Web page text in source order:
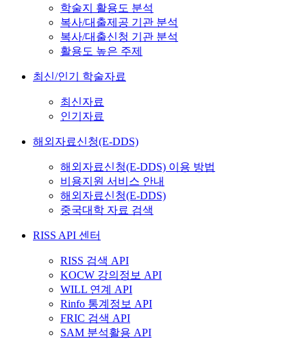
학술지 활용도 분석
복사/대출제공 기관 분석
복사/대출신청 기관 분석
활용도 높은 주제
최신/인기 학술자료
최신자료
인기자료
해외자료신청(E-DDS)
해외자료신청(E-DDS) 이용 방법
비용지원 서비스 안내
해외자료신청(E-DDS)
중국대학 자료 검색
RISS API 센터
RISS 검색 API
KOCW 강의정보 API
WILL 연계 API
Rinfo 통계정보 API
FRIC 검색 API
SAM 분석활용 API